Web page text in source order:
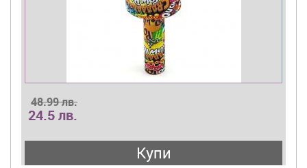
48.99 лв.
24.5 лв.
Купи